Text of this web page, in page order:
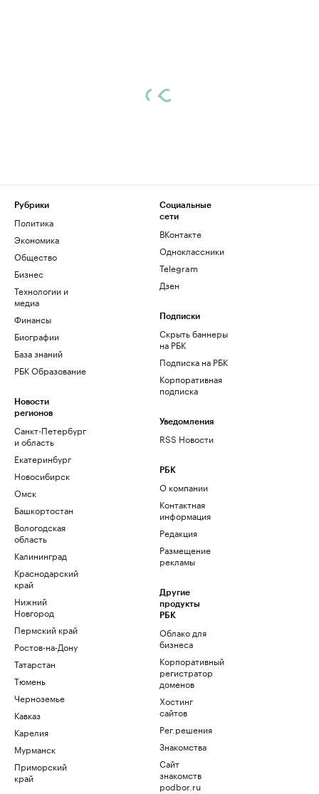
Рубрики
Политика
Экономика
Общество
Бизнес
Технологии и
медиа
Финансы
Биографии
База знаний
РБК Образование
Новости
регионов
Санкт-Петербург
и область
Екатеринбург
Новосибирск
Омск
Башкортостан
Вологодская
область
Калининград
Краснодарский
край
Нижний
Новгород
Пермский край
Ростов-на-Дону
Татарстан
Тюмень
Черноземье
Кавказ
Карелия
Мурманск
Приморский
край
Социальные
сети
ВКонтакте
Одноклассники
Telegram
Дзен
Подписки
Скрыть баннеры
на РБК
Подписка на РБК
Корпоративная
подписка
Уведомления
RSS Новости
РБК
О компании
Контактная
информация
Редакция
Размещение
рекламы
Другие
продукты
РБК
Облако для
бизнеса
Корпоративный
регистратор
доменов
Хостинг
сайтов
Рег.решения
Знакомства
Сайт
знакомств
podbor.ru